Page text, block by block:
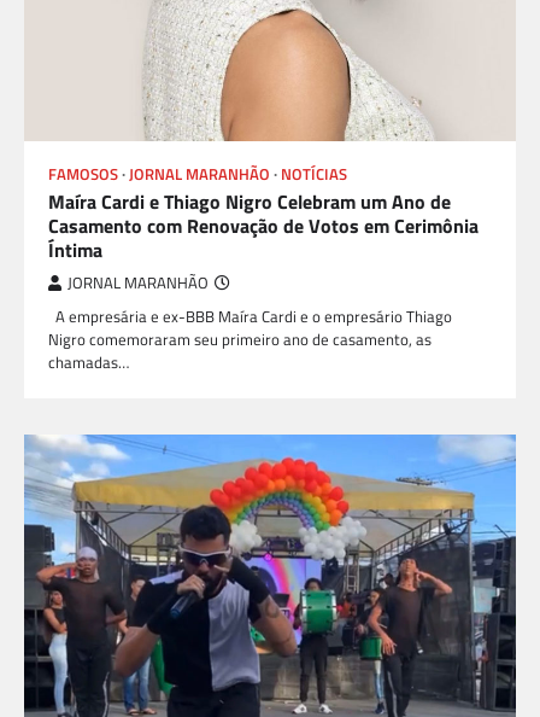
FAMOSOS JORNAL MARANHÃO NOTÍCIAS
Maíra Cardi e Thiago Nigro Celebram um Ano de
Casamento com Renovação de Votos em Cerimônia
Íntima
JORNAL MARANHÃO
A empresária e ex-BBB Maíra Cardi e o empresário Thiago
Nigro comemoraram seu primeiro ano de casamento, as
chamadas…